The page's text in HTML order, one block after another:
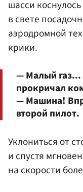
шасси
в свете
аэродромной
крики.
— Малый газ...
прокричал
— Машина!
второй пилот.
Уклониться от
и спустя
на скорости